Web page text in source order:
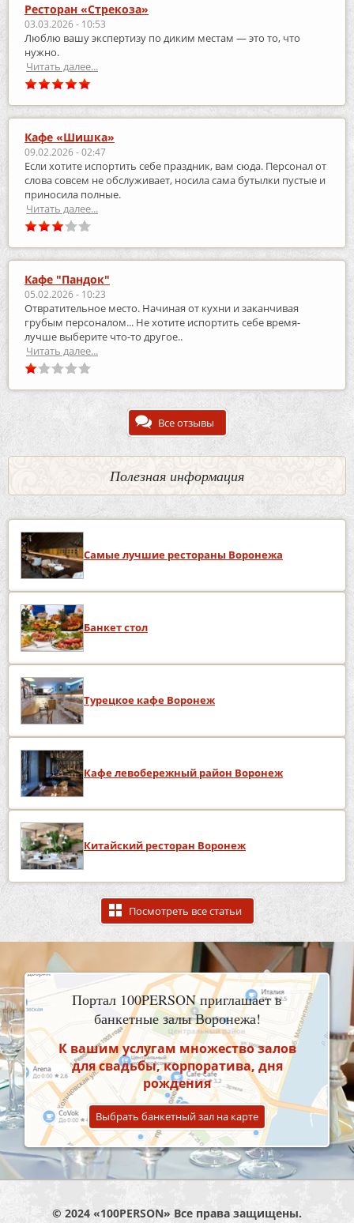
Ресторан «Стрекоза»
03.03.2026 - 10:53
Люблю вашу экспертизу по диким местам — это то, что
нужно.
Читать далее...
Кафе «Шишка»
09.02.2026 - 02:47
Если хотите испортить себе праздник, вам сюда. Персонал от
слова совсем не обслуживает, носила сама бутылки пустые и
приносила полные.
Читать далее...
Кафе "Пандок"
05.02.2026 - 10:23
Отвратительное место. Начиная от кухни и заканчивая
грубым персоналом... Не хотите испортить себе время-
лучше выберите что-то другое..
Читать далее...
Все отзывы
Полезная информация
Самые лучшие рестораны Воронежа
Банкет стол
Турецкое кафе Воронеж
Кафе левобережный район Воронеж
Китайский ресторан Воронеж
Посмотреть все статьи
Портал 100PERSON приглашает в
банкетные залы Воронежа!
К вашим услугам множество залов
для свадьбы, корпоратива, дня
рождения
Выбрать банкетный зал на карте
© 2024 «100PERSON» Все права защищены.